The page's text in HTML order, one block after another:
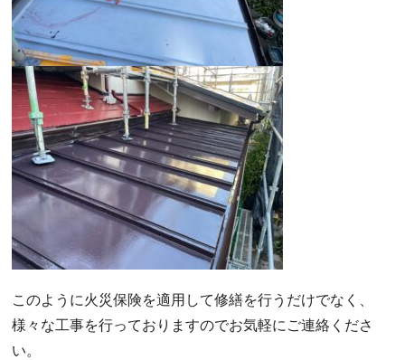
このように火災保険を適用して修繕を行うだけでなく、
様々な工事を行っておりますのでお気軽にご連絡くださ
い。